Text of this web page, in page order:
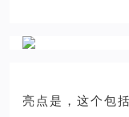
亮点是，这个包